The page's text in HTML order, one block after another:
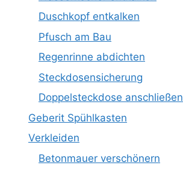
Duschkopf entkalken
Pfusch am Bau
Regenrinne abdichten
Steckdosensicherung
Doppelsteckdose anschließen
Geberit Spühlkasten
Verkleiden
Betonmauer verschönern